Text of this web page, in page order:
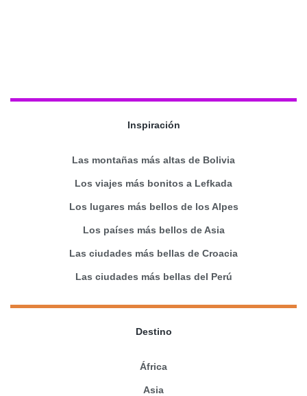
Inspiración
Las montañas más altas de Bolivia
Los viajes más bonitos a Lefkada
Los lugares más bellos de los Alpes
Los países más bellos de Asia
Las ciudades más bellas de Croacia
Las ciudades más bellas del Perú
Destino
África
Asia